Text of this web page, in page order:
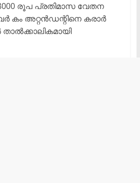
രൂപ പ്രതിമാസ വേതന
കം അറ്റന്‍ഡന്റിനെ കരാര്‍